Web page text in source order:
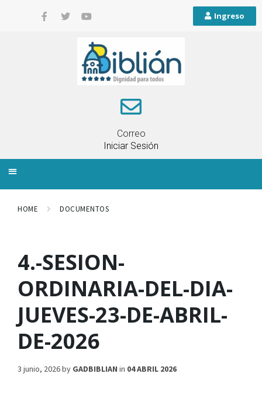
Ingreso
Correo
Iniciar Sesión
HOME DOCUMENTOS
4.-SESION-
ORDINARIA-DEL-DIA-
JUEVES-23-DE-ABRIL-
DE-2026
3 junio, 2026by GADBIBLIAN in 04 ABRIL 2026